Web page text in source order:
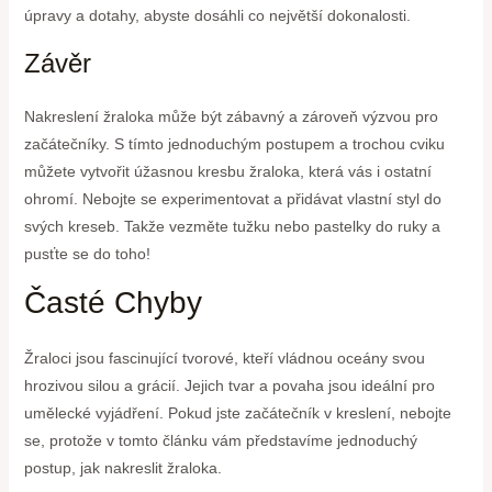
úpravy a dotahy, abyste dosáhli co největší dokonalosti.
Závěr
Nakreslení žraloka může být zábavný a zároveň výzvou pro
začátečníky. S tímto jednoduchým postupem a trochou cviku
můžete vytvořit úžasnou kresbu žraloka, která vás i ostatní
ohromí. Nebojte se experimentovat a přidávat vlastní styl do
svých kreseb. Takže vezměte tužku nebo pastelky do ruky a
pusťte se do toho!
Časté Chyby
Žraloci jsou fascinující tvorové, kteří vládnou oceány svou
hrozivou silou a grácií. Jejich tvar a povaha jsou ideální pro
umělecké vyjádření. Pokud jste začátečník v kreslení, nebojte
se, protože v tomto článku vám představíme jednoduchý
postup, jak nakreslit žraloka.